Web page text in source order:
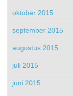
oktober 2015
september 2015
augustus 2015
juli 2015
juni 2015